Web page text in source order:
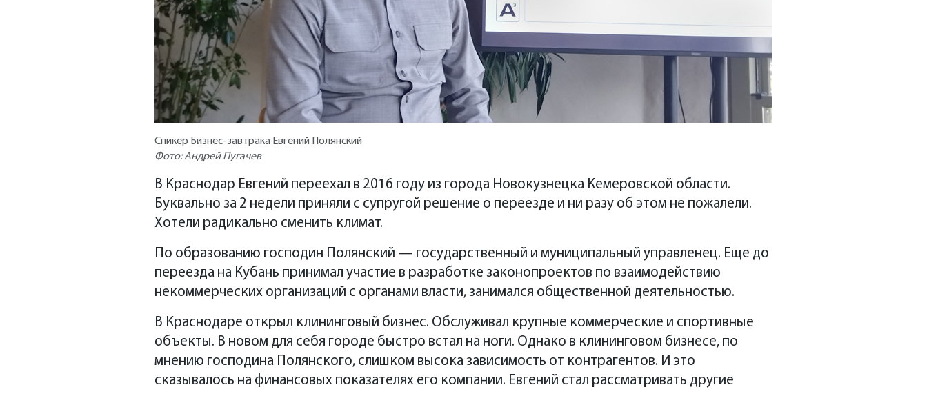
Спикер Бизнес-завтрака Евгений Полянский
Фото: Андрей Пугачев
В Краснодар Евгений переехал в 2016 году из города Новокузнецка Кемеровской области.
Буквально за 2 недели приняли с супругой решение о переезде и ни разу об этом не пожалели.
Хотели радикально сменить климат.
По образованию господин Полянский — государственный и муниципальный управленец. Еще до
переезда на Кубань принимал участие в разработке законопроектов по взаимодействию
некоммерческих организаций с органами власти, занимался общественной деятельностью.
В Краснодаре открыл клининговый бизнес. Обслуживал крупные коммерческие и спортивные
объекты. В новом для себя городе быстро встал на ноги. Однако в клининговом бизнесе, по
мнению господина Полянского, слишком высока зависимость от контрагентов. И это
сказывалось на финансовых показателях его компании. Евгений стал рассматривать другие